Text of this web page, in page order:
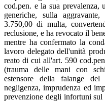
cod.pen. e la sua prevalenza,
generiche, sulla
3.750,00 di multa,
reclusione, e ha revocato il
mentre ha confermato la
lavoro delegato dell'unità
reato di cui all'art. 590
(trauma delle mani con
estensore della falange
negligenza, imprudenza ed
prevenzione degli infortuni sul